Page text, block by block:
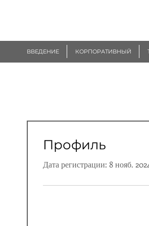
Профиль
Дата регистрации: 8 нояб.
ВВЕДЕНИЕ КОРПОРАТИВНЫЙ